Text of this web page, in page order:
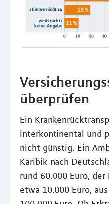
überprüfen
Ein
interkontinental und
nicht günstig. Ein
Karibik nach
rund 60.000 Euro,
etwa 10.000 Euro,